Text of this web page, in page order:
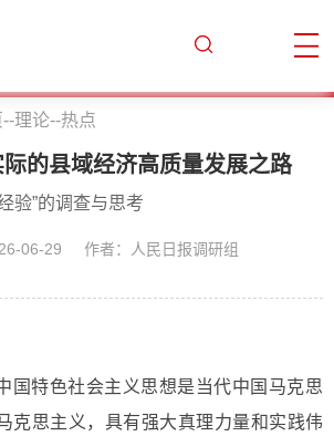
--理论--热点
的县域经济高质量发展之路
验”的调查与思考
06-29 作者：人民日报调研组
国特色社会主义思想是当代中国马克思
克思主义，具有强大真理力量和实践伟